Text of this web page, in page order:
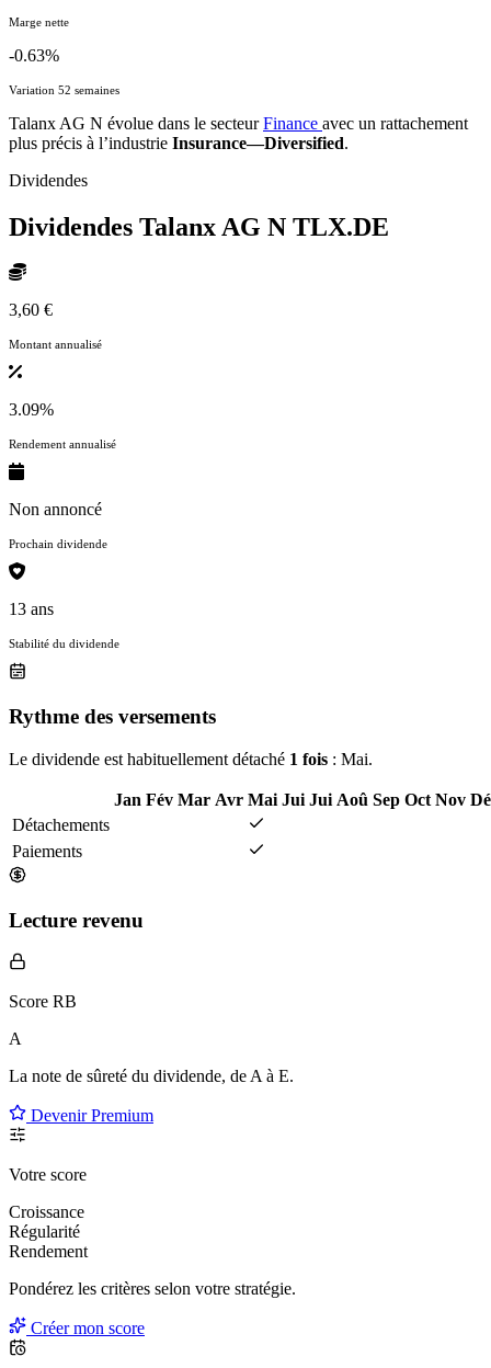
Marge nette
-0.63%
Variation 52 semaines
Talanx AG N évolue dans le secteurFinance avec un rattachement
plus précis à l’industrie Insurance—Diversified.
Dividendes
Dividendes Talanx AG N TLX.DE
3,60 €
Montant annualisé
3.09%
Rendement annualisé
Non annoncé
Prochain dividende
13 ans
Stabilité du dividende
Rythme des versements
Le dividende est habituellement détaché 1 fois : Mai.
Jan Fév Mar Avr Mai Jui Jui Aoû Sep Oct Nov
Détachements
Paiements
Lecture revenu
Score RB
A
La note de sûreté du dividende, de A à E.
Devenir Premium
Votre score
Croissance
Régularité
Rendement
Pondérez les critères selon votre stratégie.
Créer mon score